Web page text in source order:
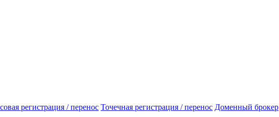
регистрация / перенос Точечная регистрация / перенос Доменный брокер